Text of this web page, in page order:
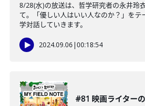
8/28(水)の放送は、哲学研究者の永井玲
て。「優しい人はいい人なのか？」をテ
学対話していきます。
2024.09.06 |00:18:54
#81 映画ライター